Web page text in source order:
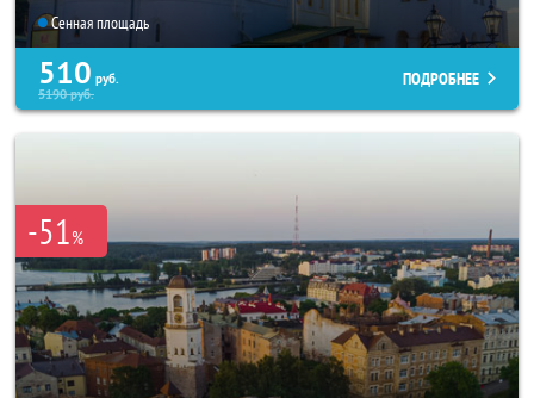
Сенная площадь
510 руб.
5190руб.
ПОДРОБНЕЕ
-51%